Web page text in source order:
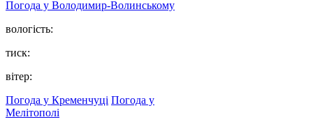
Погода у Володимир-Волинському
вологість:
тиск:
вітер:
Погода у Кременчуці Погода у
Мелітополі